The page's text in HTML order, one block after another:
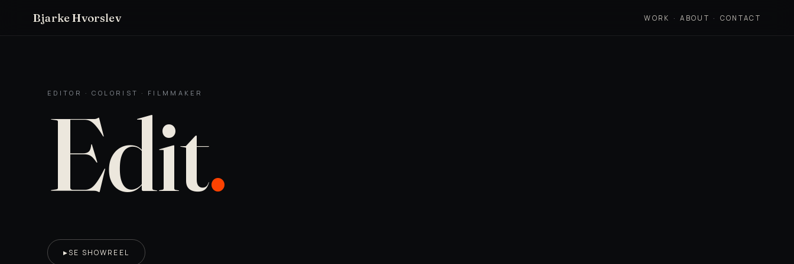
Bjarke Hvorslev WORK · ABOUT · CONTACT
EDITOR · COLORIST · FILMMAKER
Edit.
▶SE SHOWREEL